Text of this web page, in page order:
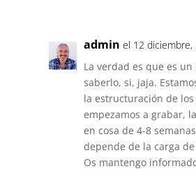
admin el 12 diciembre,
La verdad es que es
saberlo, si, jaja.
la estructuración de
empezamos a grabar,
en cosa de 4-8
depende de la carga
Os mantengo